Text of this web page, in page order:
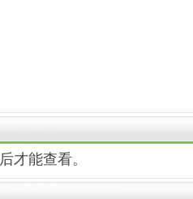
后才能查看。